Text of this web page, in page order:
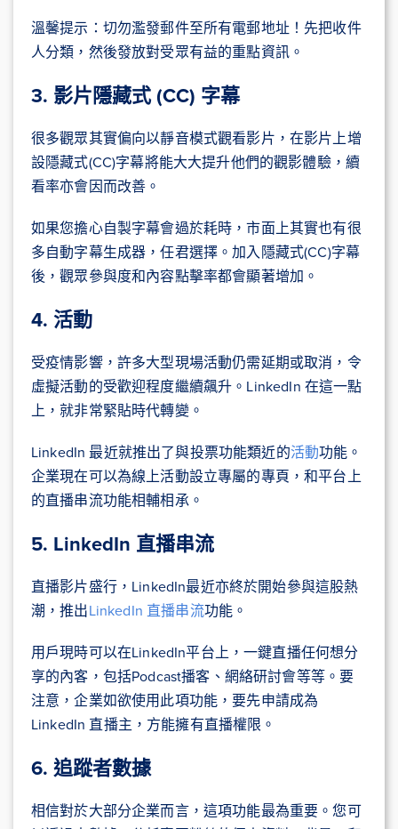
溫馨提示：切勿濫發郵件至所有電郵地址！先把收件
人分類，然後發放對受眾有益的重點資訊。
3. 影片隱藏式 (CC) 字幕
很多觀眾其實偏向以靜音模式觀看影片，在影片上增
設隱藏式(CC)字幕將能大大提升他們的觀影體驗，續
看率亦會因而改善。
如果您擔心自製字幕會過於耗時，市面上其實也有很
多自動字幕生成器，任君選擇。加入隱藏式(CC)字幕
後，觀眾參與度和內容點擊率都會顯著增加。
4. 活動
受疫情影響，許多大型現場活動仍需延期或取消，令
虛擬活動的受歡迎程度繼續飆升。LinkedIn 在這一點
上，就非常緊貼時代轉變。
LinkedIn 最近就推出了與投票功能類近的活動功能。
企業現在可以為線上活動設立專屬的專頁，和平台上
的直播串流功能相輔相承。
5. LinkedIn 直播串流
直播影片盛行，LinkedIn最近亦終於開始參與這股熱
潮，推出LinkedIn 直播串流功能。
用戶現時可以在LinkedIn平台上，一鍵直播任何想分
享的內客，包括Podcast播客、網絡研討會等等。要
注意，企業如欲使用此項功能，要先申請成為
LinkedIn 直播主，方能擁有直播權限。
6. 追蹤者數據
相信對於大部分企業而言，這項功能最為重要。您可